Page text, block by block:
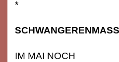
*
IM MAI NOCH